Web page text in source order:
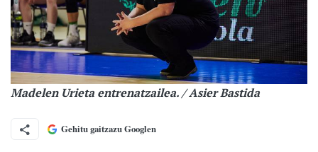
Madelen Urieta entrenatzailea. / Asier Bastida
Gehitu gaitzazu Googlen